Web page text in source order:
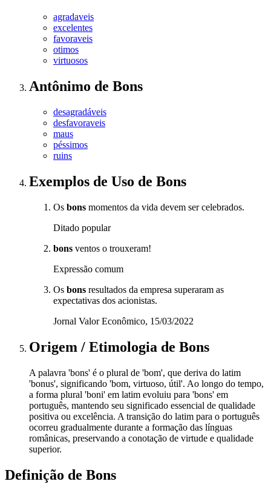
agradaveis
excelentes
favoraveis
otimos
virtuosos
Antônimo de Bons
desagradáveis
desfavoraveis
maus
péssimos
ruins
Exemplos de Uso de Bons
Os bons momentos da vida devem ser celebrados.
Ditado popular
bons ventos o trouxeram!
Expressão comum
Os bons resultados da empresa superaram as
expectativas dos acionistas.
Jornal Valor Econômico, 15/03/2022
Origem / Etimologia de Bons
A palavra 'bons' é o plural de 'bom', que deriva do latim
'bonus', significando 'bom, virtuoso, útil'. Ao longo do tempo,
a forma plural 'boni' em latim evoluiu para 'bons' em
português, mantendo seu significado essencial de qualidade
positiva ou excelência. A transição do latim para o português
ocorreu gradualmente durante a formação das línguas
românicas, preservando a conotação de virtude e qualidade
superior.
Definição de Bons